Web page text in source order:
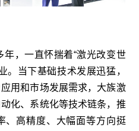
，一直怀揣着“激光改变世
。当下基础技术发展迅猛，
用和市场发展需求，大族激
化、系统化等技术链条，推
、高精度、大幅面等方向挺